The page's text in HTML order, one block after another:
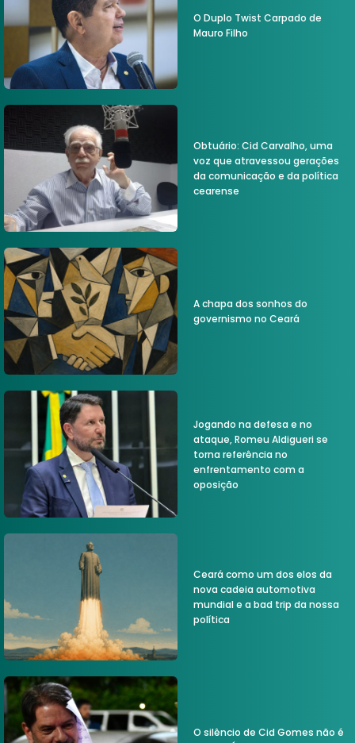
O Duplo Twist Carpado de
Mauro Filho
Obtuário: Cid Carvalho, uma
voz que atravessou gerações
da comunicação e da política
cearense
A chapa dos sonhos do
governismo no Ceará
Jogando na defesa e no
ataque, Romeu Aldigueri se
torna referência no
enfrentamento com a
oposição
Ceará como um dos elos da
nova cadeia automotiva
mundial e a bad trip da nossa
política
O silêncio de Cid Gomes não é